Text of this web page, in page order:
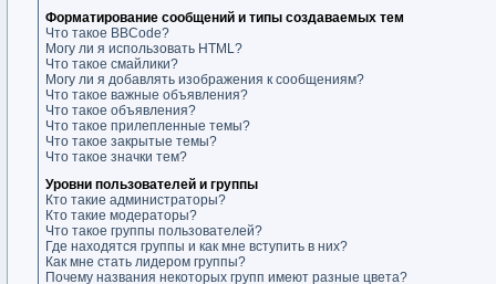
Форматирование сообщений и типы создаваемых тем
Что такое BBCode?
Могу ли я использовать HTML?
Что такое смайлики?
Могу ли я добавлять изображения к сообщениям?
Что такое важные объявления?
Что такое объявления?
Что такое прилепленные темы?
Что такое закрытые темы?
Что такое значки тем?
Уровни пользователей и группы
Кто такие администраторы?
Кто такие модераторы?
Что такое группы пользователей?
Где находятся группы и как мне вступить в них?
Как мне стать лидером группы?
Почему названия некоторых групп имеют разные цвета?